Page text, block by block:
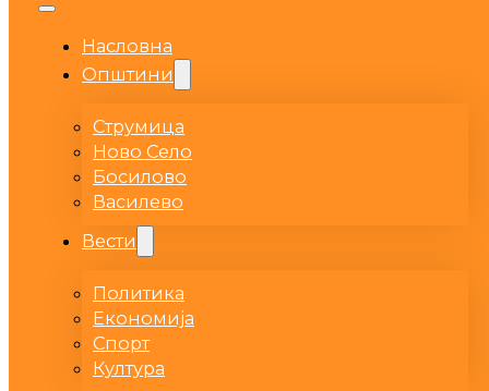
Насловна
Општини
Струмица
Ново Село
Босилово
Василево
Вести
Политика
Економија
Спорт
Култура